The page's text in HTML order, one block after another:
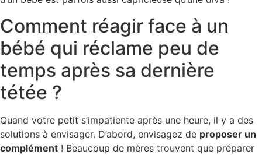
Comment réagir face à un
bébé qui réclame peu de
temps après sa dernière
tétée ?
Quand votre petit s’impatiente après une heure, il y a des
solutions à envisager. D’abord, envisagez de proposer un
complément ! Beaucoup de mères trouvent que préparer